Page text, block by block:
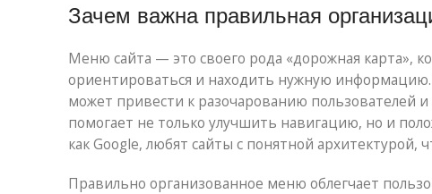
Зачем важна правильная
Меню сайта — это своего рода «дорожная карта»,
ориентироваться и находить нужную
может привести к разочарованию
помогает не только улучшить навигацию, но и
как Google, любят сайты с понятной архитектурой,
Правильно организованное меню облегчает